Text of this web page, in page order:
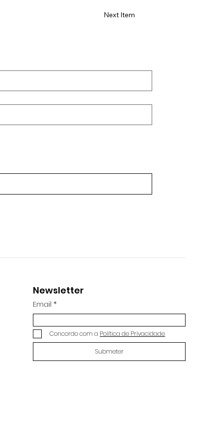
Next Item
Newsletter
Email
Submeter
Concordo com a Política de Privacidade